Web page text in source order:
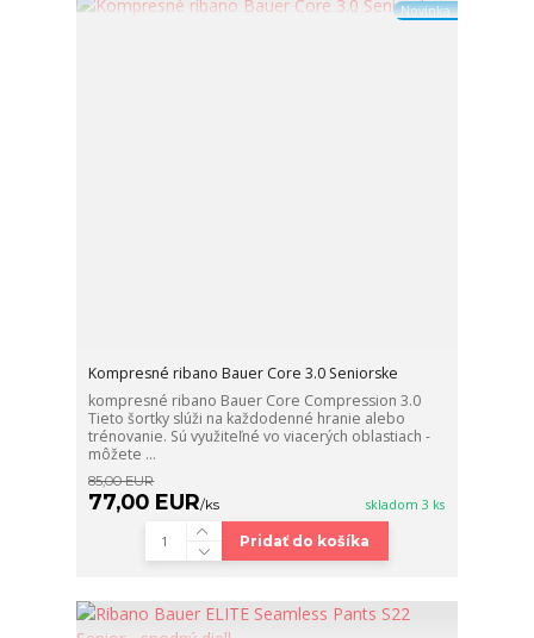
Novinka
Kompresné ribano Bauer Core 3.0 Seniorske
kompresné ribano Bauer Core Compression 3.0
Tieto šortky slúži na každodenné hranie alebo
trénovanie. Sú využiteľné vo viacerých oblastiach -
môžete ...
85,00 EUR
77,00 EUR/ks skladom 3 ks
Pridať do košíka